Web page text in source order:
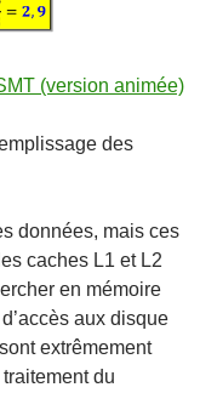
(version animée)
des
données, mais ces
caches L1 et L2
en mémoire
aux disque
extrêmement
du